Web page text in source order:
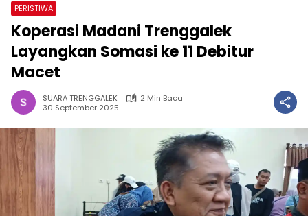
PERISTIWA
Koperasi Madani Trenggalek
Layangkan Somasi ke 11 Debitur
Macet
SUARA TRENGGALEK
2 Min Baca
30 September 2025